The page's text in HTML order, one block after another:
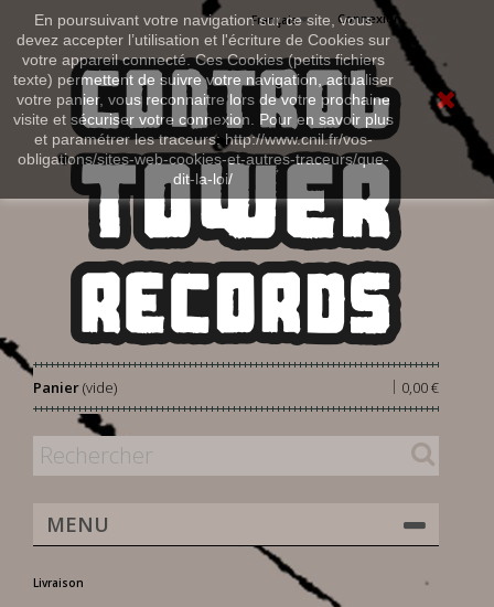
En poursuivant votre navigation sur ce site, vous
devez accepter l’utilisation et l'écriture de Cookies sur
votre appareil connecté. Ces Cookies (petits fichiers
texte) permettent de suivre votre navigation, actualiser
votre panier, vous reconnaitre lors de votre prochaine
visite et sécuriser votre connexion. Pour en savoir plus
et paramétrer les traceurs: http://www.cnil.fr/vos-
obligations/sites-web-cookies-et-autres-traceurs/que-
dit-la-loi/
Connexion
Français
Panier 0,00 €
|
(vide)
MENU
Livraison